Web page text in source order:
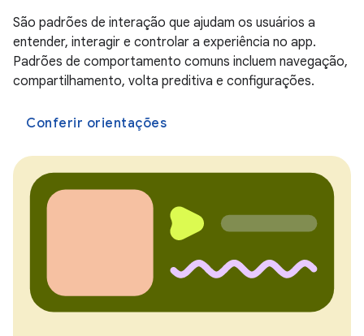
São padrões de interação que ajudam os usuários a
entender, interagir e controlar a experiência no app.
Padrões de comportamento comuns incluem navegação,
compartilhamento, volta preditiva e configurações.
Conferir orientações